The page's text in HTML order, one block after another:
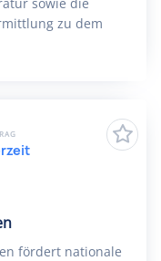
zu dem
fördert nationale